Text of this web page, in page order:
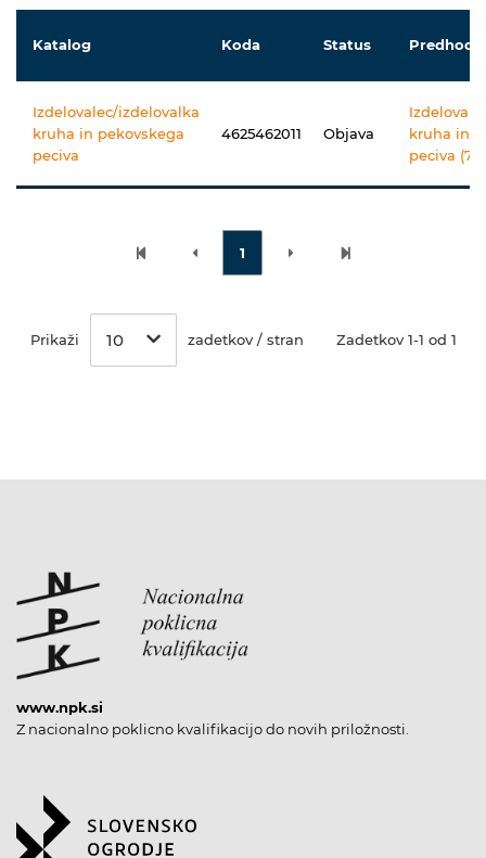
Katalog Koda Status
Izdelovalec/izdelovalka
kruha in pekovskega
peciva
4625462011 Objava
kruha in
peciva
1
Prikaži 10 zadetkov / stran Zadetkov 1-1 od 1
www.npk.si
Z nacionalno poklicno kvalifikacijo do novih priložnosti.